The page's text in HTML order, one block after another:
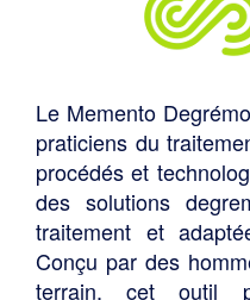
Le Memento
praticiens du
procédés et
des solutions
traitement et
Conçu par des
terrain, cet outil